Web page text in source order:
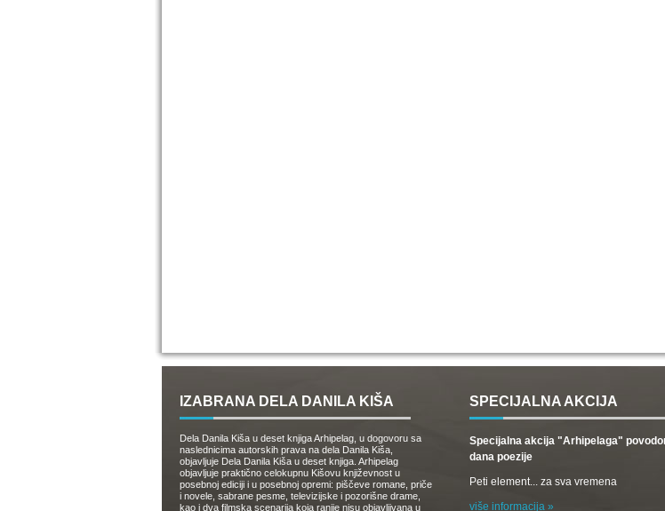
IZABRANA DELA DANILA KIŠA
Dela Danila Kiša u deset knjiga Arhipelag, u dogovoru sa
naslednicima autorskih prava na dela Danila Kiša,
objavljuje Dela Danila Kiša u deset knjiga. Arhipelag
objavljuje praktično celokupnu Kišovu književnost u
posebnoj ediciji i u posebnoj opremi: piščeve romane, priče
i novele, sabrane pesme, televizijske i pozorišne drame,
kao i dva filmska scenarija koja ranije nisu objavljivana u
SPECIJALNA AKCIJA
Specijalna akcija "Arhipelaga"
dana poezije
Peti element... za sva vremena
više informacija »